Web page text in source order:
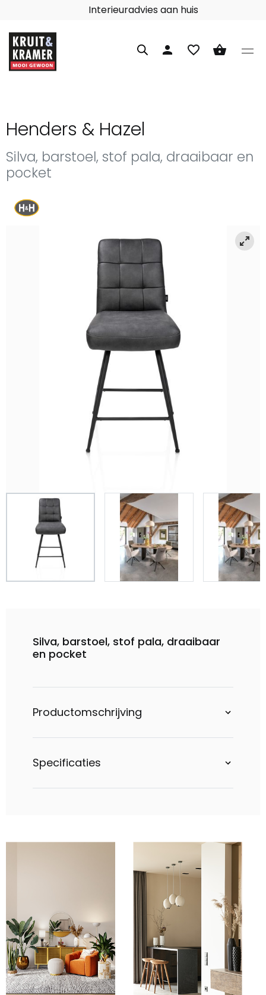
Interieuradvies aan huis
person favorite_border shopping_basket
Henders & Hazel
Silva, barstoel, stof pala, draaibaar en
pocket
Silva, barstoel, stof pala, draaibaar
en pocket
Productomschrijving
Specificaties